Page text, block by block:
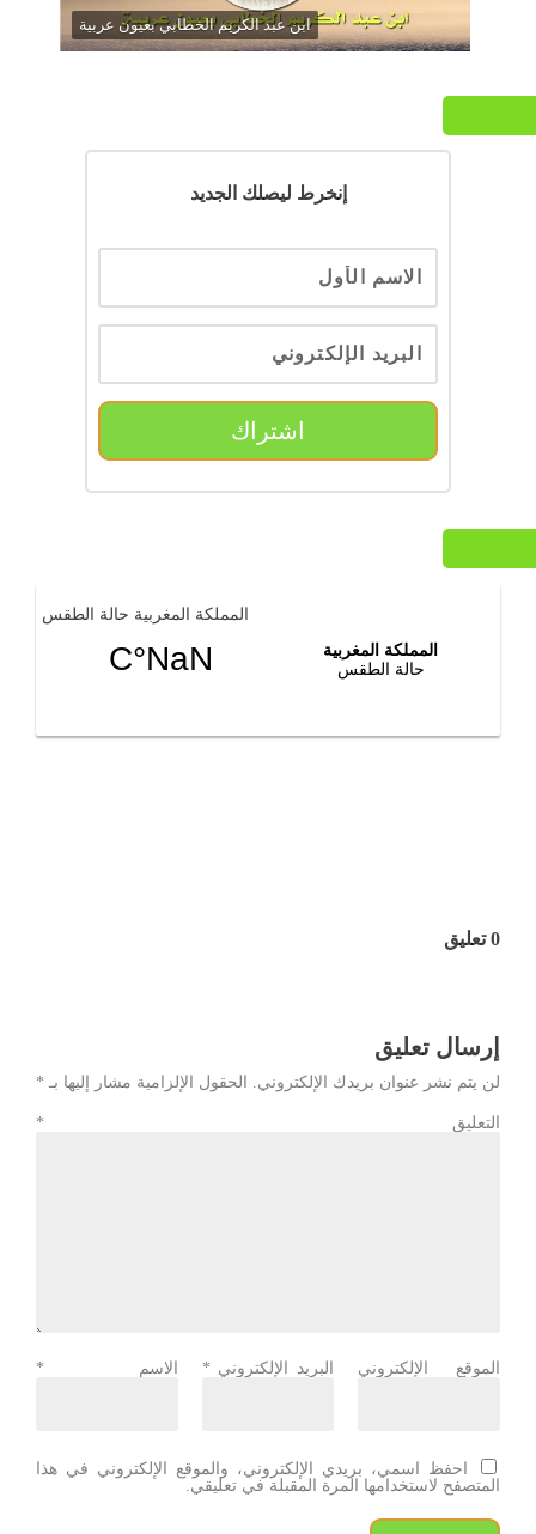
ابن عبد الكريم الخطابي بعيون عربية
إنخرط ليصلك الجديد
اشتراك
المملكة المغربية حالة الطقس
0 تعليق
إرسال تعليق
لن يتم نشر عنوان بريدك الإلكتروني. الحقول الإلزامية مشار إليها بـ *
التعليق *
الاسم * البريد الإلكتروني * الموقع الإلكتروني
احفظ اسمي، بريدي الإلكتروني، والموقع الإلكتروني في هذا
المتصفح لاستخدامها المرة المقبلة في تعليقي.